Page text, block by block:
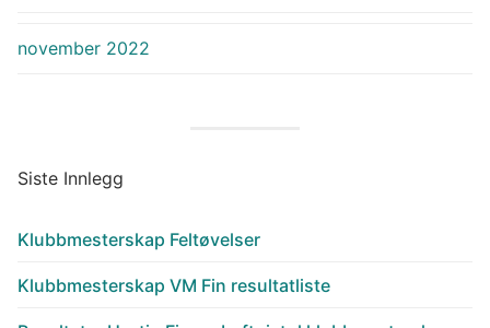
november 2022
Siste Innlegg
Klubbmesterskap Feltøvelser
Klubbmesterskap VM Fin resultatliste